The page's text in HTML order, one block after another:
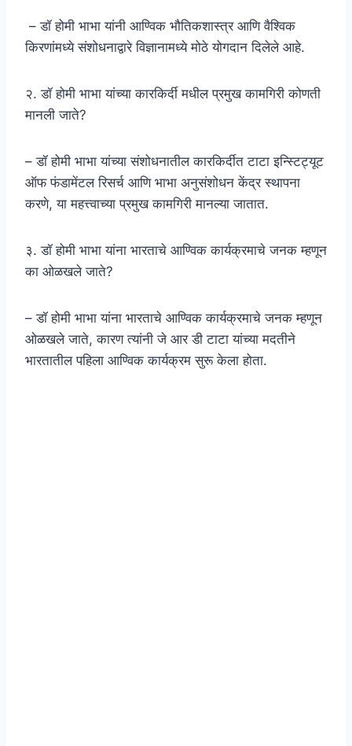
– डॉ होमी भाभा यांनी आण्विक भौतिकशास्त्र आणि वैश्विक
किरणांमध्ये संशोधनाद्वारे विज्ञानामध्ये मोठे योगदान दिलेले आहे.
२. डॉ होमी भाभा यांच्या कारकिर्दी मधील प्रमुख कामगिरी कोणती
मानली जाते?
– डॉ होमी भाभा यांच्या संशोधनातील कारकिर्दीत टाटा इन्स्टिट्यूट
ऑफ फंडामेंटल रिसर्च आणि भाभा अनुसंशोधन केंद्र स्थापना
करणे, या महत्त्वाच्या प्रमुख कामगिरी मानल्या जातात.
३. डॉ होमी भाभा यांना भारताचे आण्विक कार्यक्रमाचे जनक म्हणून
का ओळखले जाते?
– डॉ होमी भाभा यांना भारताचे आण्विक कार्यक्रमाचे जनक म्हणून
ओळखले जाते, कारण त्यांनी जे आर डी टाटा यांच्या मदतीने
भारतातील पहिला आण्विक कार्यक्रम सुरू केला होता.